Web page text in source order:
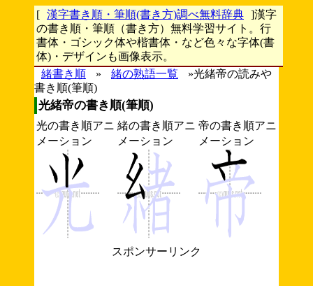
[ 漢字書き順・筆順(書き方)調べ無料辞典 ]漢字
の書き順・筆順（書き方）無料学習サイト。行
書体・ゴシック体や楷書体・など色々な字体(書
体)・デザインも画像表示。
緒書き順
» 緒の熟語一覧
»光緒帝の読みや
書き順(筆順)
光緒帝の書き順(筆順)
光の書き順アニ
メーション
緒の書き順アニ
メーション
帝の書き順アニ
メーション
スポンサーリンク